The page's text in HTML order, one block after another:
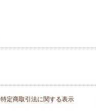
特定商取引法に関する表示